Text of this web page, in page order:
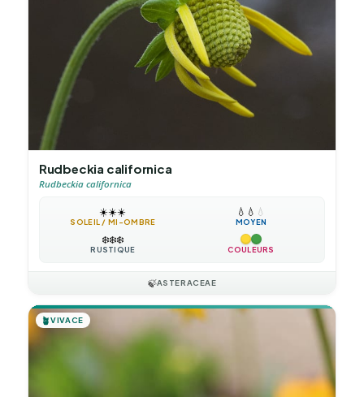
Rudbeckia californica
Rudbeckia californica
☀️☀️☀️
SOLEIL / MI-OMBRE
💧 💧 💧
MOYEN
❄️❄️❄️
RUSTIQUE COULEURS
🍃ASTERACEAE
🪴VIVACE